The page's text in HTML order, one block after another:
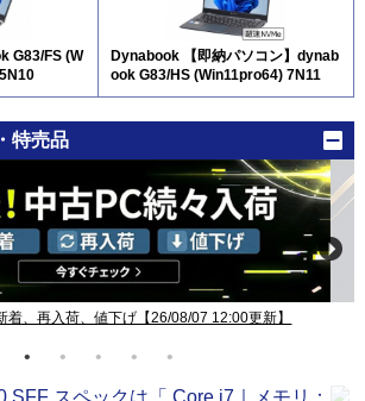
G83/FS (W
Dynabook 【即納パソコン】dynab
ook G83/HS (Win11pro64) 7N11
特売品
ノート一覧【26/08/07 12:00更新】